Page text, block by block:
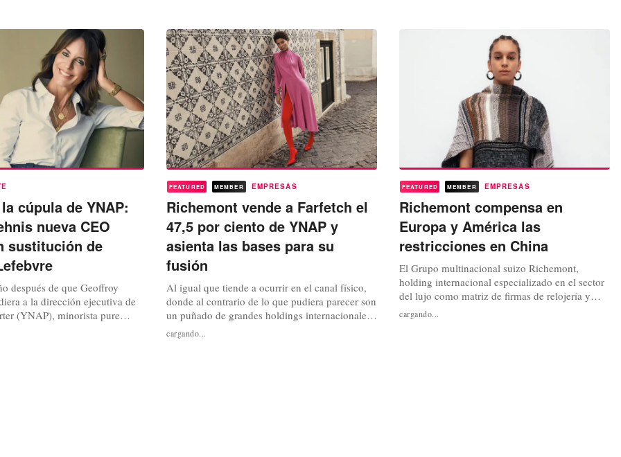
privatización de la plataforma británica...
Yoox Net-A-Porter (YNAP) por...
cúpula de YNAP:
nueva CEO
sustitución de
después de que Geoffroy
a la dirección ejecutiva de
(YNAP), minorista pure
en el sector de lujo
total de cuatro plataformas
FEATURED MEMBER EMPRESAS
Richemont vende a Farfetch el
47,5 por ciento de YNAP y
asienta las bases para su
fusión
Al igual que tiende a ocurrir en el canal físico,
donde al contrario de lo que pudiera parecer son
un puñado de grandes holdings internacionales
los que se reparten el grueso principal de
aquellas que consideramos como las “grandes
cargando...
FEATURED MEMBER EMPRESAS
Richemont compensa en
Europa y América las
restricciones en China
El Grupo multinacional suizo Richemont,
holding internacional especializado en el sector
del lujo como matriz de firmas de relojería y
joyería de la talla de Cartier, Piaget o
Baume&Mercier, de plataformas de venta y
cargando...